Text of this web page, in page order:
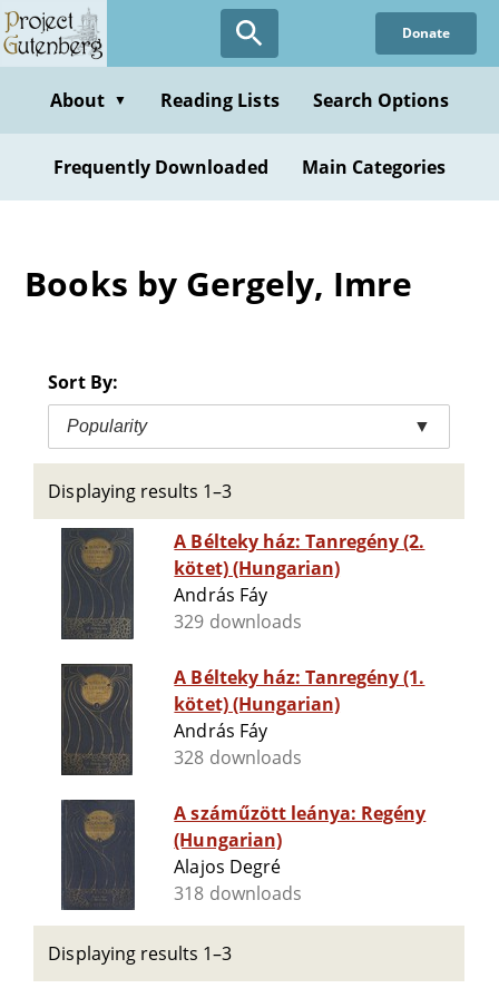
Skip
to
content
Donate
About ▼ Reading Lists Search Options
Frequently Downloaded Main Categories
Books by Gergely, Imre
Sort By:
Popularity ▼
Displaying results 1–3
A Bélteky ház: Tanregény (2.
kötet) (Hungarian)
András Fáy
329 downloads
A Bélteky ház: Tanregény (1.
kötet) (Hungarian)
András Fáy
328 downloads
A száműzött leánya: Regény
(Hungarian)
Alajos Degré
318 downloads
Displaying results 1–3